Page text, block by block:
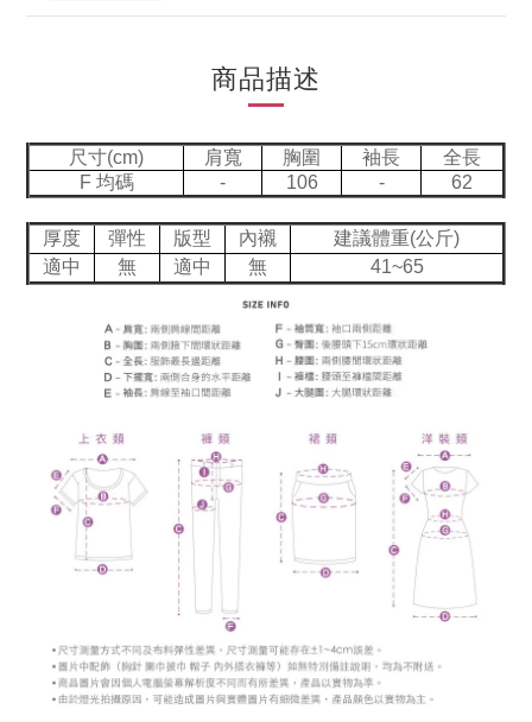
商品描述
尺寸(cm) 肩寬 胸圍 袖長
全長
F 均碼
- 106 - 62
厚度 彈性 版型 內襯
建議體重(公斤)
適中
無 適中 無 41~65